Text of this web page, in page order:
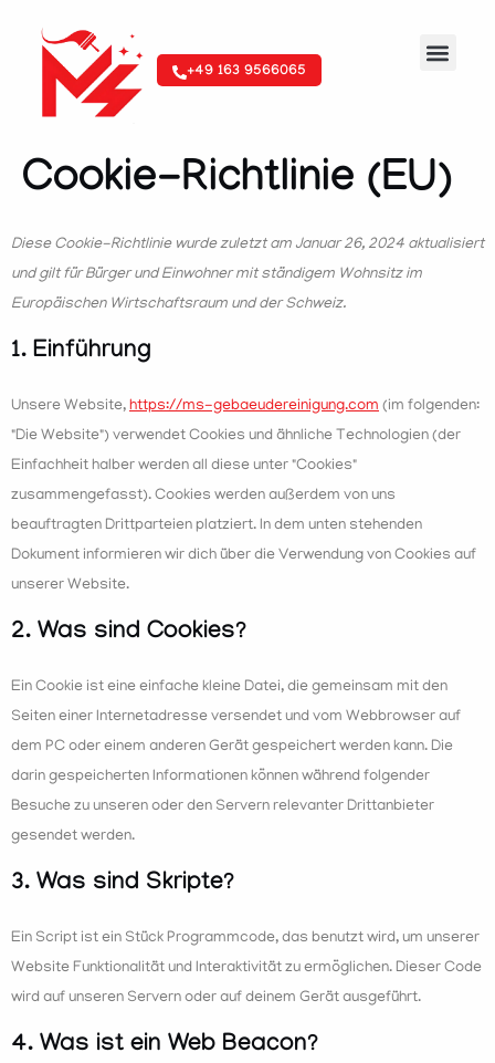
+49 163 9566065
Cookie-Richtlinie (EU)
Diese Cookie-Richtlinie wurde zuletzt am Januar 26, 2024 aktualisiert
und gilt für Bürger und Einwohner mit ständigem Wohnsitz im
Europäischen Wirtschaftsraum und der Schweiz.
1. Einführung
Unsere Website, https://ms-gebaeudereinigung.com (im folgenden:
"Die Website") verwendet Cookies und ähnliche Technologien (der
Einfachheit halber werden all diese unter "Cookies"
zusammengefasst). Cookies werden außerdem von uns
beauftragten Drittparteien platziert. In dem unten stehenden
Dokument informieren wir dich über die Verwendung von Cookies auf
unserer Website.
2. Was sind Cookies?
Ein Cookie ist eine einfache kleine Datei, die gemeinsam mit den
Seiten einer Internetadresse versendet und vom Webbrowser auf
dem PC oder einem anderen Gerät gespeichert werden kann. Die
darin gespeicherten Informationen können während folgender
Besuche zu unseren oder den Servern relevanter Drittanbieter
gesendet werden.
3. Was sind Skripte?
Ein Script ist ein Stück Programmcode, das benutzt wird, um unserer
Website Funktionalität und Interaktivität zu ermöglichen. Dieser Code
wird auf unseren Servern oder auf deinem Gerät ausgeführt.
4. Was ist ein Web Beacon?